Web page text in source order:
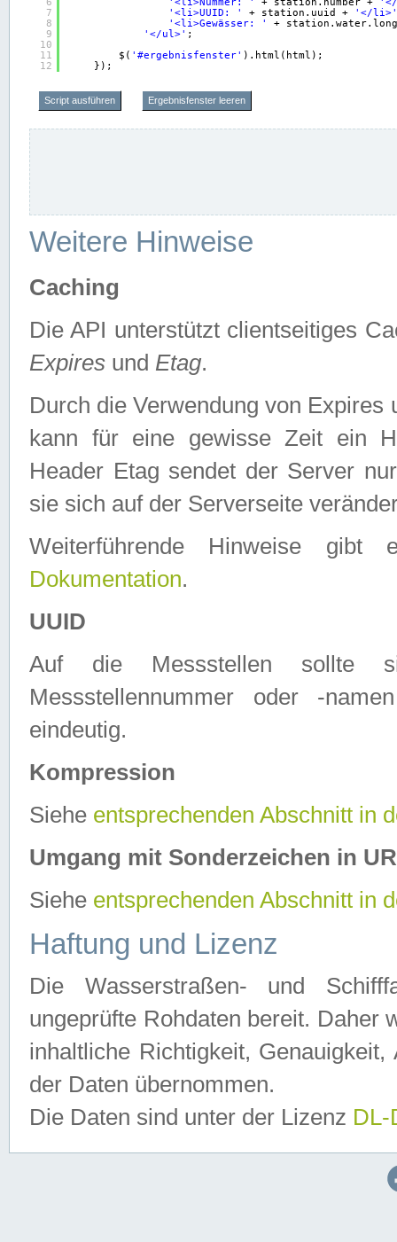
7
8
9
10
11
12
'<li>UUID: '
+ station.uuid +
'</li>'
'<li>Gewässer: '
+
'</ul>' ;
$( '#ergebnisfenster' ).html(html);
});
Script ausführen Ergebnisfenster leeren
Weitere Hinweise
Caching
Die API unterstützt clientseitiges
Expires und Etag.
Durch die Verwendung von
kann für eine gewisse Zeit ein
Header Etag sendet der Server
sie sich auf der Serverseite
Weiterführende Hinweise
Dokumentation.
UUID
Auf die Messstellen sollte
Messstellennummer oder -
eindeutig.
Kompression
Siehe entsprechenden Abschnitt in
Umgang mit Sonderzeichen in
Siehe entsprechenden Abschnitt in
Haftung und Lizenz
Die Wasserstraßen- und
ungeprüfte Rohdaten bereit. Daher
inhaltliche Richtigkeit,
der Daten übernommen.
Die Daten sind unter der Lizenz